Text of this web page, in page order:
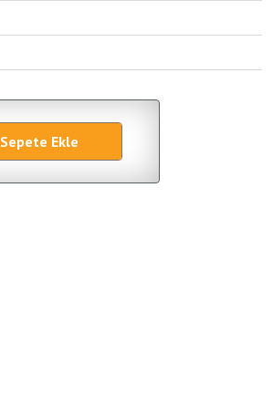
Sepete Ekle